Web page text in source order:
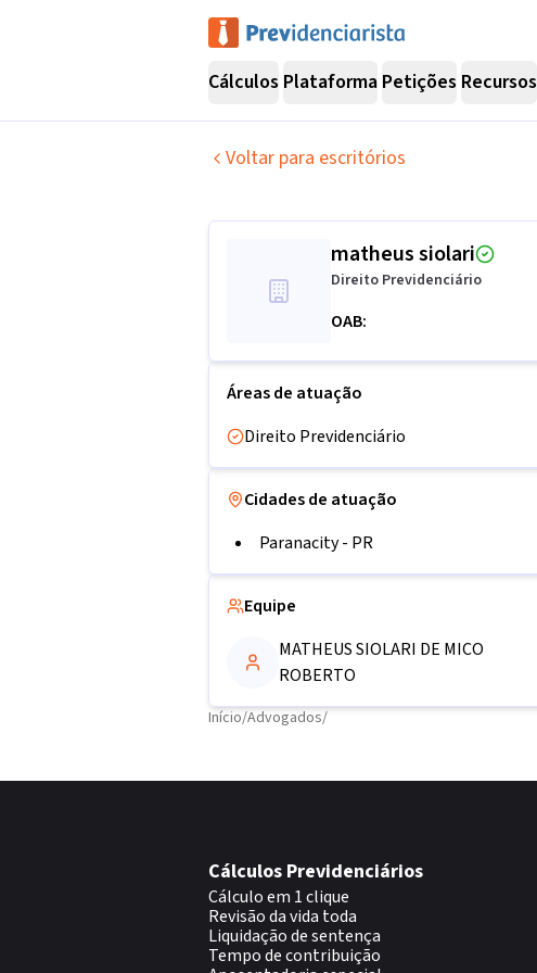
Cálculos Plataforma Petições Recursos
Voltar para escritórios
matheus siolari
Direito Previdenciário
OAB:
Áreas de atuação
Direito Previdenciário
Cidades de atuação
Paranacity- PR
Equipe
MATHEUS SIOLARI DE MICO
ROBERTO
Início/Advogados/
Cálculos Previdenciários
Cálculo em 1 clique
Revisão da vida toda
Liquidação de sentença
Tempo de contribuição